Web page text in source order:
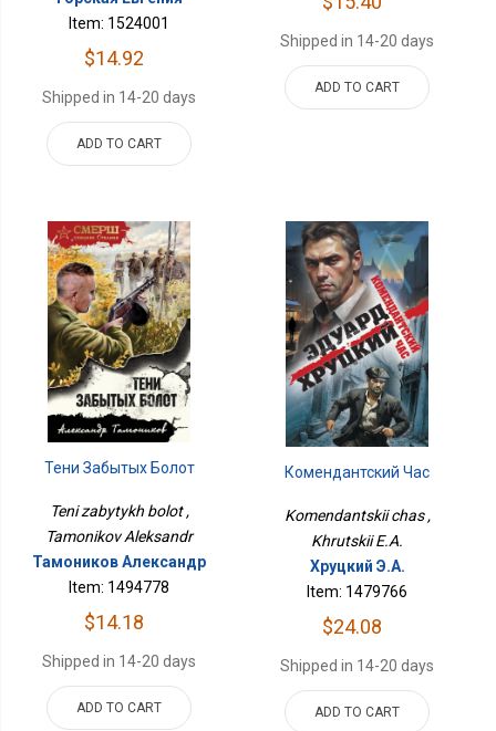
Item: 1524001
$14.92
Shipped in 14-20 days
ADD TO CART
Shipped in 14-20 days
ADD TO CART
Тени Забытых Болот
Teni zabytykh bolot ,
Tamonikov Aleksandr
Тамоников Александр
Item: 1494778
$14.18
Shipped in 14-20 days
ADD TO CART
Комендантский Час
Komendantskii chas ,
Khrutskii E.A.
Хруцкий Э.А.
Item: 1479766
$24.08
Shipped in 14-20 days
ADD TO CART